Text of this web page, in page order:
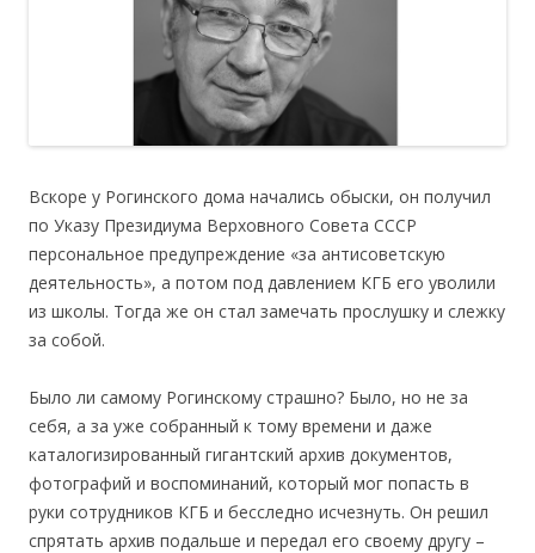
Вскоре у Рогинского дома начались обыски, он получил
по Указу Президиума Верховного Совета СССР
персональное предупреждение «за антисоветскую
деятельность», а потом под давлением КГБ его уволили
из школы. Тогда же он стал замечать прослушку и слежку
за собой.
Было ли самому Рогинскому страшно? Было, но не за
себя, а за уже собранный к тому времени и даже
каталогизированный гигантский архив документов,
фотографий и воспоминаний, который мог попасть в
руки сотрудников КГБ и бесследно исчезнуть. Он решил
спрятать архив подальше и передал его своему другу –